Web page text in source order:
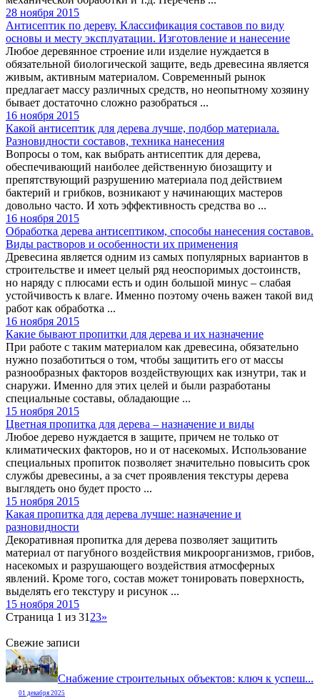
28 ноября 2015
Антисептик по дереву. Классификация составов по виду
основы и месту эксплуатации. Изготовление и нанесение
Любое деревянное строение или изделие нуждается в
обязательной биологической защите, ведь древесина является
живым, активным материалом. Современный рынок
предлагает массу различных средств, но неопытному хозяину
бывает достаточно сложно разобраться ...
16 ноября 2015
Какой антисептик для дерева лучше, подбор материала.
Разновидности составов, техника нанесения
Вопросы о том, как выбрать антисептик для дерева,
обеспечивающий наиболее действенную биозащиту и
препятствующий разрушению материала под действием
бактерий и грибков, возникают у начинающих мастеров
довольно часто. И хоть эффективность средства во ...
16 ноября 2015
Обработка дерева антисептиком, способы нанесения составов.
Виды растворов и особенности их применения
Древесина является одним из самых популярных вариантов в
строительстве и имеет целый ряд неоспоримых достоинств,
но наряду с плюсами есть и один большой минус – слабая
устойчивость к влаге. Именно поэтому очень важен такой вид
работ как обработка ...
16 ноября 2015
Какие бывают пропитки для дерева и их назначение
При работе с таким материалом как древесина, обязательно
нужно позаботиться о том, чтобы защитить его от массы
разнообразных факторов воздействующих как изнутри, так и
снаружи. Именно для этих целей и были разработаны
специальные составы, обладающие ...
15 ноября 2015
Цветная пропитка для дерева – назначение и виды
Любое дерево нуждается в защите, причем не только от
климатических факторов, но и от насекомых. Использование
специальных пропиток позволяет значительно повысить срок
службы древесины, а за счет проявления текстуры дерева
выглядеть оно будет просто ...
15 ноября 2015
Какая пропитка для дерева лучше: назначение и
разновидности
Декоративная пропитка для дерева позволяет защитить
материал от пагубного воздействия микроорганизмов, грибов,
насекомых и разрушающего воздействия атмосферных
явлений. Кроме того, состав может тонировать поверхность,
выделять его текстуру и рисунок ...
15 ноября 2015
Страница 1 из 31 23»
Свежие записи
Снабжение строительных объектов: ключ к успеш...
01 декабря 2025